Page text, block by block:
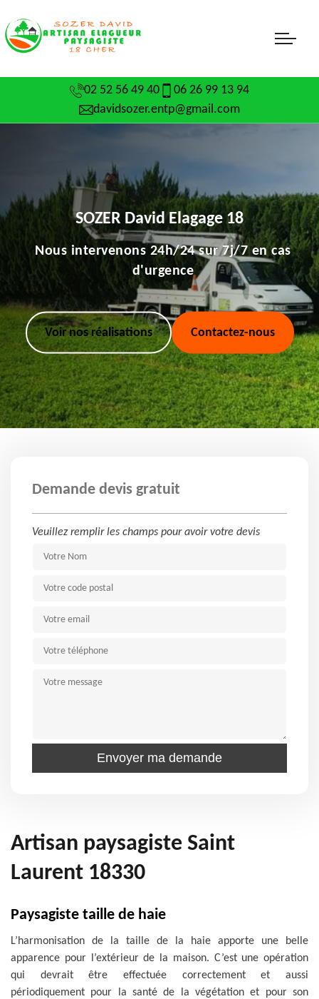
02 52 56 49 40
06 26 99 13 94
davidsozer.entp@gmail.com
SOZER David Elagage 18
Nous intervenons 24h/24 sur 7j/7 en cas
d'urgence
Voir nos réalisations Contactez-nous
Demande devis gratuit
Veuillez remplir les champs pour avoir votre devis
Artisan paysagiste Saint
Laurent 18330
Paysagiste taille de haie
L’harmonisation de la taille de la haie apporte une belle
apparence pour l’extérieur de la maison. C’est une opération
qui devrait être effectuée correctement et aussi
périodiquement pour la santé de la végétation et pour son